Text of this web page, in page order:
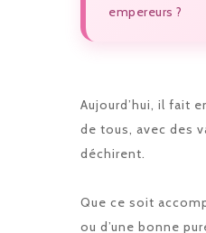
empereurs ?
Aujourd’hui, il fait
de tous, avec des
déchirent.
Que ce soit
ou d’une bonne